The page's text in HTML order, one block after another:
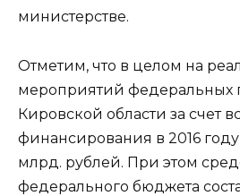
министерстве.
Отметим, что в целом на
мероприятий федеральных
Кировской области за счет
финансирования в 2016
млрд. рублей. При этом
федерального бюджета